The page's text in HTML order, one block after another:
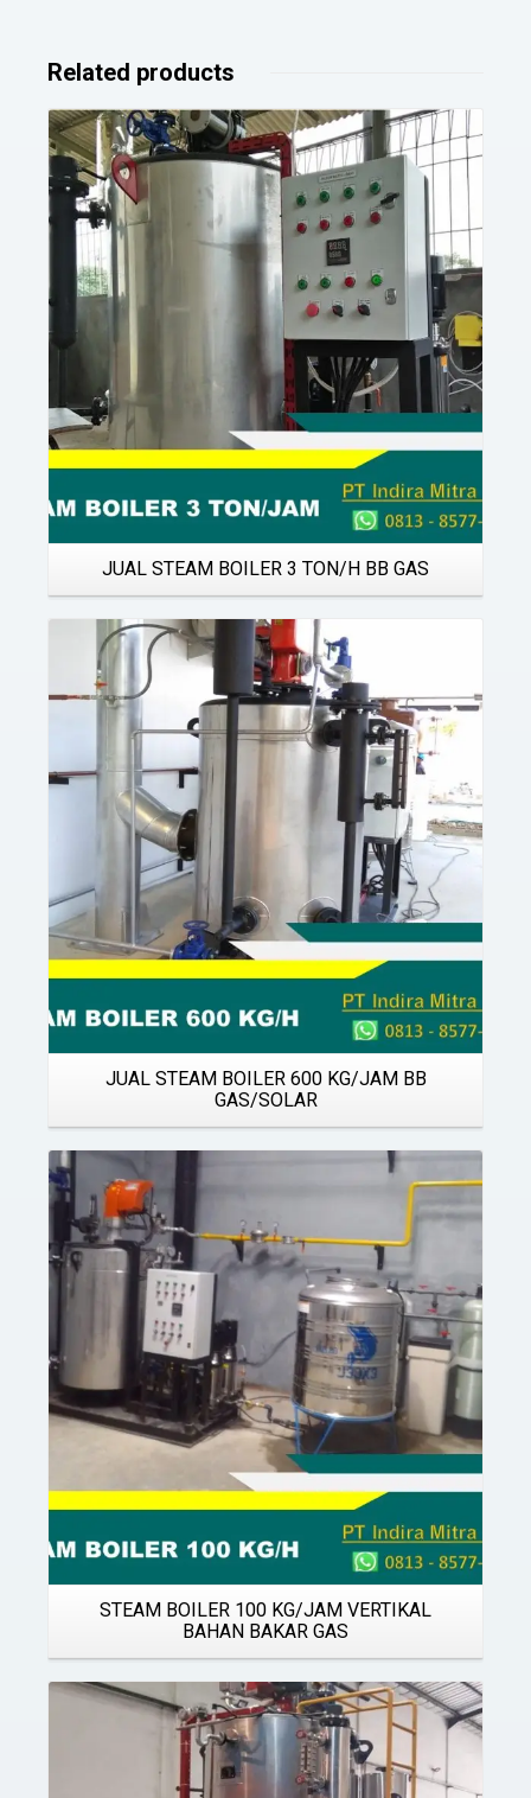
Related products
Details
JUAL STEAM BOILER 3 TON/H BB GAS
Details
JUAL STEAM BOILER 600 KG/JAM BB
GAS/SOLAR
Details
STEAM BOILER 100 KG/JAM VERTIKAL
BAHAN BAKAR GAS